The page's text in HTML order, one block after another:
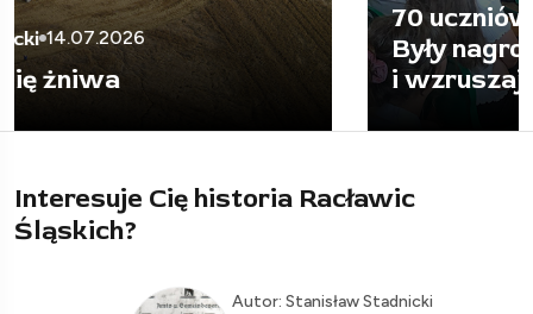
70 uczniów przywitało wakacje.
Były nagrody, podziękowania
i wzruszające pożegnanie
Interesuje Cię historia Racławic
Śląskich?
Autor: Stanisław Stadnicki